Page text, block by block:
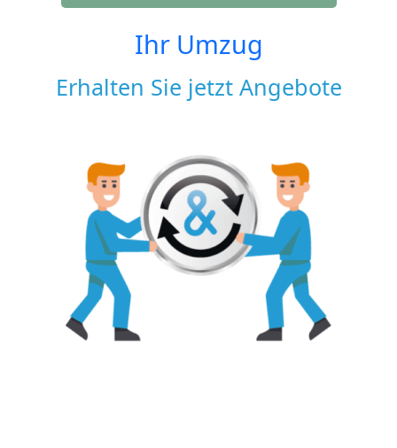
Ihr Umzug
Erhalten Sie jetzt Angebote